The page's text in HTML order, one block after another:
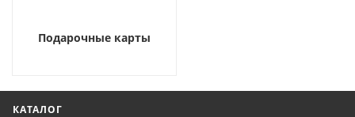
Подарочные карты
КАТАЛОГ